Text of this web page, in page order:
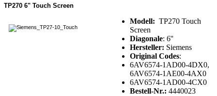
TP270 6" Touch Screen
Modell: TP270 Touch
Screen
Diagonale: 6''
Hersteller: Siemens
Original Codes:
6AV6574-1AD00-4DX0,
6AV6574-1AE00-4AX0
6AV6574-1AD00-4CX0
Bestell-Nr.: 4440023